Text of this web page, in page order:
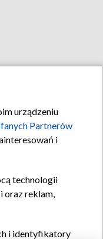
urządzeniu
Partnerów
i
technologii
oraz reklam,
i identyfikatory